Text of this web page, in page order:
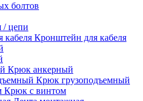
болтов
/ цепи
Кронштейн для кабеля
Крюк анкерный
Крюк грузоподъемный
Крюк с винтом